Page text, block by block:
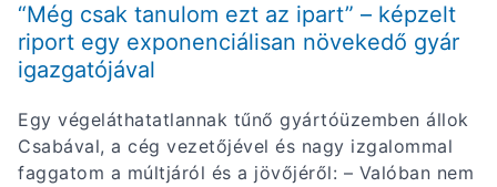
“Még csak tanulom ezt az ipart” – képzelt
riport egy exponenciálisan növekedő gyár
igazgatójával
Egy végeláthatatlannak tűnő gyártóüzemben állok
Csabával, a cég vezetőjével és nagy izgalommal
faggatom a múltjáról és a jövőjéről: – Valóban nem